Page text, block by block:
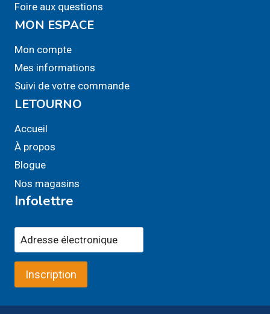
Foire aux questions
MON ESPACE
Mon compte
Mes informations
Suivi de votre commande
LETOURNO
Accueil
À propos
Blogue
Nos magasins
Infolettre
Inscription